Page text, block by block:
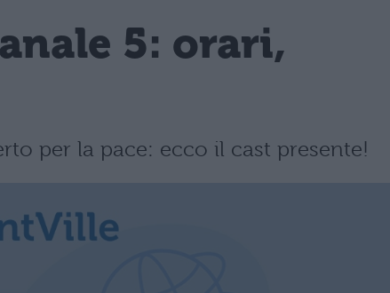
5: orari,
per la pace: ecco il cast presente!